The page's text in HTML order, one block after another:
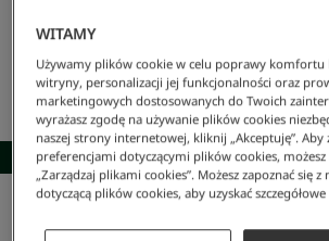
SKOMPLETUJ
WITAMY
Używamy plików cookie w celu poprawy komfortu
witryny, personalizacji jej funkcjonalności oraz
marketingowych dostosowanych do Twoich
wyrażasz zgodę na używanie plików cookies
naszej strony internetowej, kliknij „Akceptuję”. Aby
preferencjami dotyczącymi plików cookies,
„Zarządzaj plikami cookies”. Możesz zapoznać się z
dotyczącą plików cookies, aby uzyskać